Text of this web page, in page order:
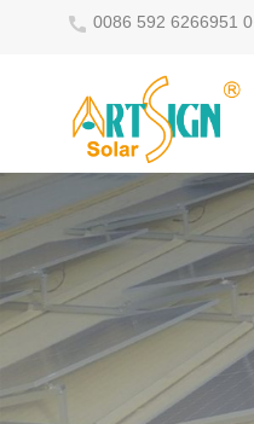
0086 592 6266951 0